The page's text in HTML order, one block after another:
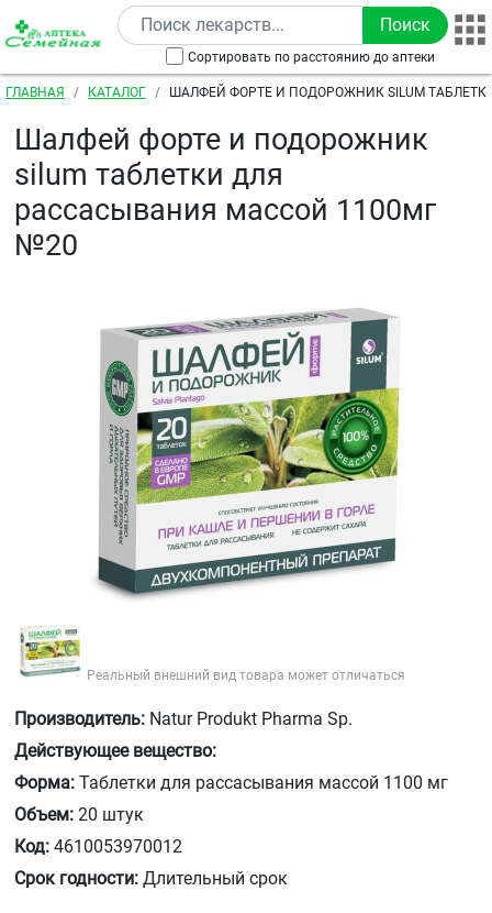
Перейти к основному содержанию
Сортировать по расстоянию до аптеки
Строка навигации
ГЛАВНАЯ КАТАЛОГ
ШАЛФЕЙ ФОРТЕ И ПОДОРОЖНИК SILUM
Шалфей форте и подорожник
silum таблетки для
рассасывания массой 1100мг
№20
Реальный внешний вид товара может отличаться
Производитель: Natur Produkt Pharma Sp.
Действующее вещество:
Форма: Таблетки для рассасывания массой 1100 мг
Объем: 20 штук
Код: 4610053970012
Срок годности: Длительный срок